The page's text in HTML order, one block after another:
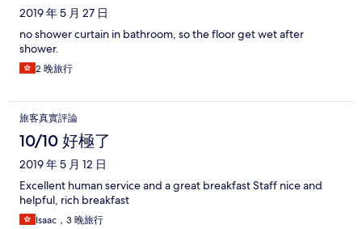
2019 年 5 月 27 日
no shower curtain in bathroom, so the floor get wet after
shower.
2 晚旅行
旅客真實評論
10/10 好極了
2019 年 5 月 12 日
Excellent human service and a great breakfast Staff nice and
helpful, rich breakfast
Isaac，3 晚旅行